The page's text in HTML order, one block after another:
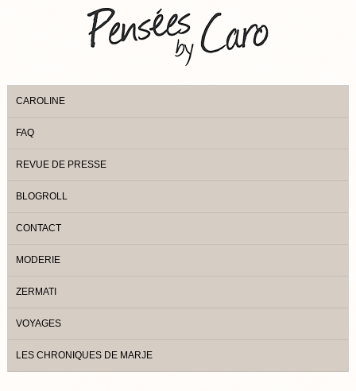
CAROLINE
FAQ
REVUE DE PRESSE
BLOGROLL
CONTACT
MODERIE
ZERMATI
VOYAGES
LES CHRONIQUES DE MARJE